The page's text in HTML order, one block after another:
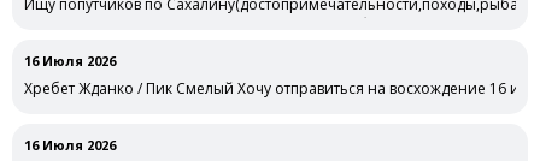
Ищу попутчиков по
Сахалину(достопримечательности,походы,рыбалка речная
16 Июля 2026
Хребет Жданко / Пик Смелый Хочу отправиться на восхождение 16
16 Июля 2026